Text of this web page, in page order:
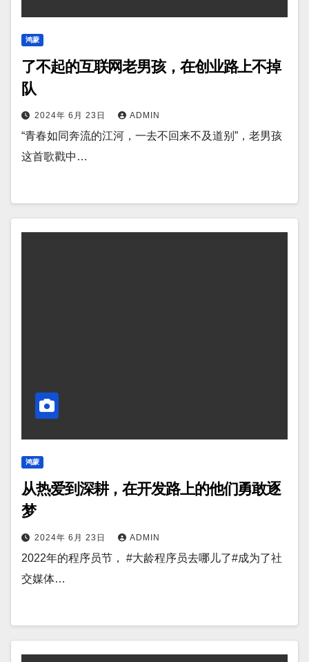
鸿蒙
了不起的互联网老男孩，在创业路上不掉
队
2024年 6月 23日 ADMIN
“青春如同奔流的江河，一去不回来不及道别”，老男孩
这首歌戳中…
鸿蒙
从热爱到深耕，在开发路上的他们勇敢逐
梦
2024年 6月 23日 ADMIN
2022年的程序员节， #大龄程序员去哪儿了#成为了社
交媒体…